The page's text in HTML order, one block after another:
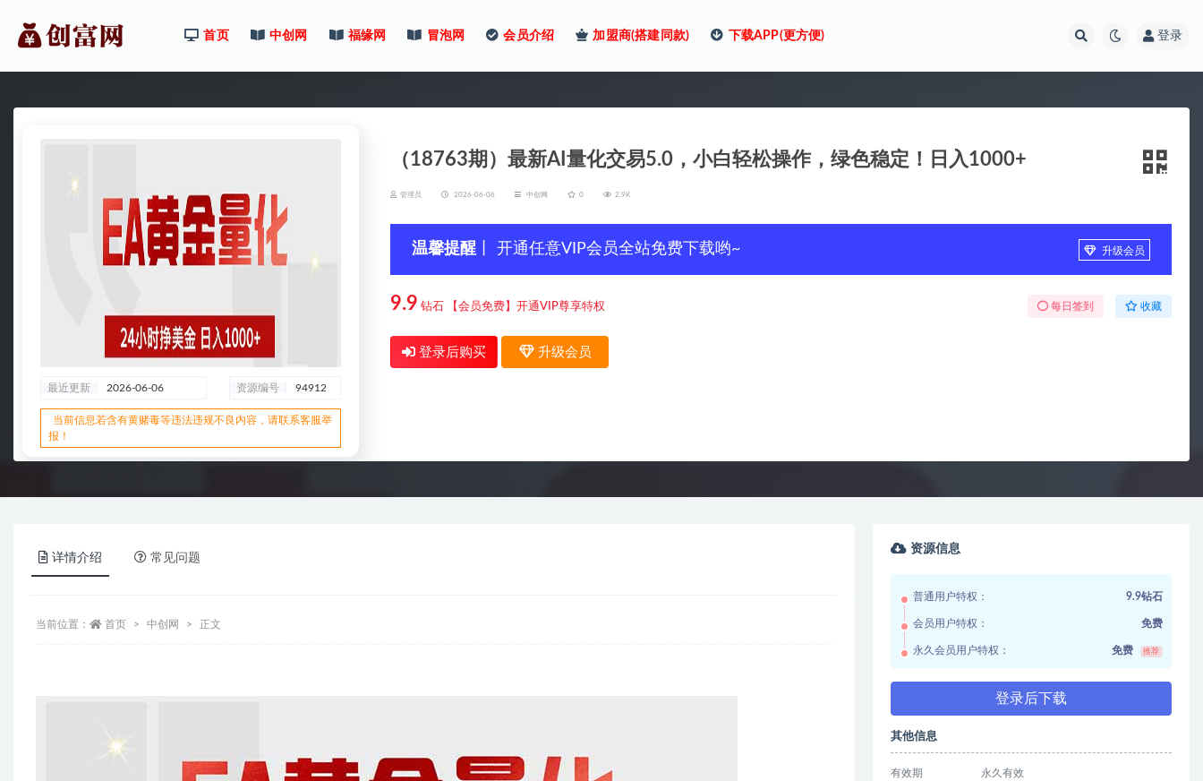
首页 中创网 福缘网 冒泡网 会员介绍 加盟商(搭建同款) 下载APP(更方便) 登录
最近更新 2026-06-06 资源编号 94912
当前信息若含有黄赌毒等违法违规不良内容，请联系客服举
报！
（18763期）最新AI量化交易5.0，小白轻松操作，绿色稳定！日入1000+
管理员 2026-06-06 中创网 0 2.9K
温馨提醒 丨 开通任意VIP会员全站免费下载哟~ 升级会员
9.9 钻石 【会员免费】开通VIP尊享特权 每日签到 收藏
登录后购买 升级会员
详情介绍 常见问题
当前位置： 首页 中创网 正文
资源信息
普通用户特权： 9.9钻石
会员用户特权： 免费
永久会员用户特权： 免费 推荐
登录后下载
其他信息
有效期 永久有效